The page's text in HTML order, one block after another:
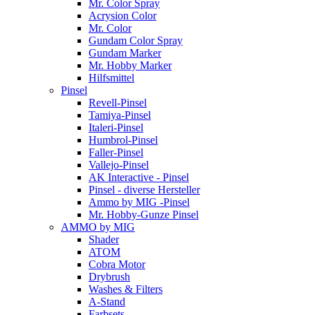
Mr. Color Spray
Acrysion Color
Mr. Color
Gundam Color Spray
Gundam Marker
Mr. Hobby Marker
Hilfsmittel
Pinsel
Revell-Pinsel
Tamiya-Pinsel
Italeri-Pinsel
Humbrol-Pinsel
Faller-Pinsel
Vallejo-Pinsel
AK Interactive - Pinsel
Pinsel - diverse Hersteller
Ammo by MIG -Pinsel
Mr. Hobby-Gunze Pinsel
AMMO by MIG
Shader
ATOM
Cobra Motor
Drybrush
Washes & Filters
A-Stand